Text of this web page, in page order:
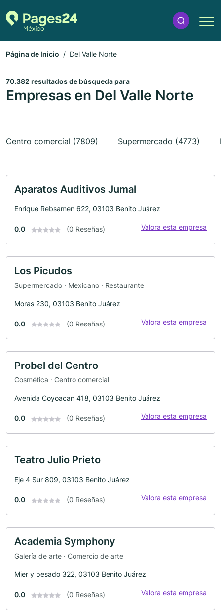
Página de Inicio Del Valle Norte
70.382 resultados de búsqueda para
Empresas en Del Valle Norte
Centro comercial (7809) Supermercado (4773)
Aparatos Auditivos Jumal
Enrique Rebsamen 622, 03103 Benito Juárez
0.0 (0 Reseñas) Valora esta empresa
Los Picudos
Supermercado · Mexicano · Restaurante
Moras 230, 03103 Benito Juárez
0.0 (0 Reseñas) Valora esta empresa
Probel del Centro
Cosmética · Centro comercial
Avenida Coyoacan 418, 03103 Benito Juárez
0.0 (0 Reseñas) Valora esta empresa
Teatro Julio Prieto
Eje 4 Sur 809, 03103 Benito Juárez
0.0 (0 Reseñas) Valora esta empresa
Academia Symphony
Galería de arte · Comercio de arte
Mier y pesado 322, 03103 Benito Juárez
0.0 (0 Reseñas) Valora esta empresa